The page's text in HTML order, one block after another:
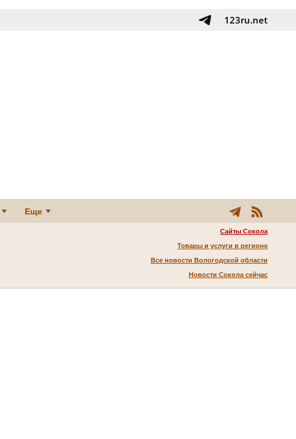
123ru.net
Еще
Сайты Сокола
Товары и услуги в регионе
Все новости Вологодской области
Новости Сокола сейчас